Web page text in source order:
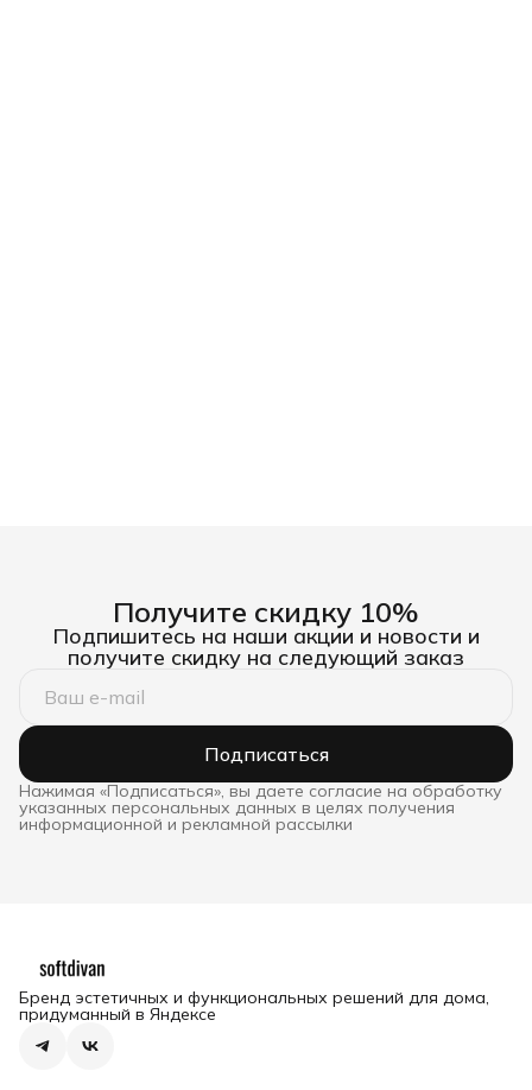
Получите скидку 10%
Подпишитесь на наши акции и новости и
получите скидку на следующий заказ
Подписаться
Нажимая «Подписаться», вы даете согласие на обработку
указанных персональных данных в целях получения
информационной и рекламной рассылки
Бренд эстетичных и функциональных решений для дома,
придуманный в Яндексе